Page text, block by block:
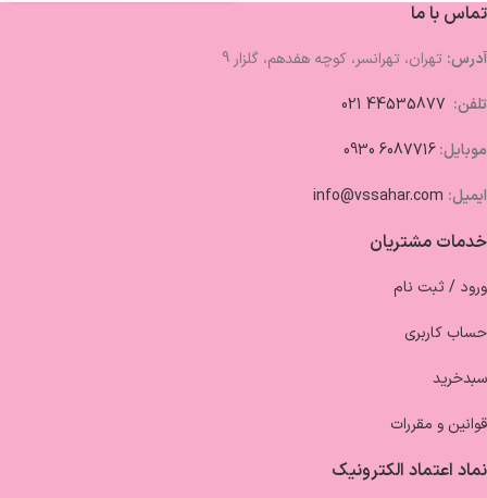
تماس با ما
آدرس: تهران، تهرانسر، کوچه هفدهم، گلزار 9
تلفن:
موبایل:6087716 0930
ایمیل: info@vssahar.com
خدمات مشتریان
ورود / ثبت نام
حساب کاربری
سبدخرید
قوانین و مقررات
نماد اعتماد الکترونیک